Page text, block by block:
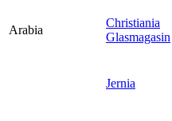
Arabia
Christiania
Glasmagasin
Jernia